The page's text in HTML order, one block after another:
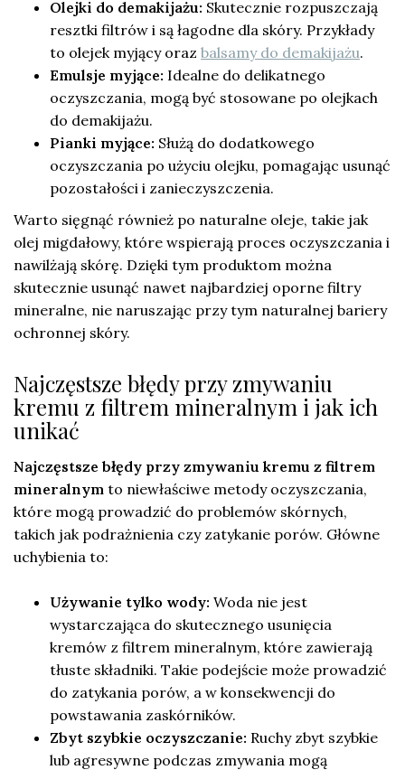
Olejki do demakijażu: Skutecznie rozpuszczają
resztki filtrów i są łagodne dla skóry. Przykłady
to olejek myjący oraz balsamy do demakijażu.
Emulsje myjące: Idealne do delikatnego
oczyszczania, mogą być stosowane po olejkach
do demakijażu.
Pianki myjące: Służą do dodatkowego
oczyszczania po użyciu olejku, pomagając usunąć
pozostałości i zanieczyszczenia.
Warto sięgnąć również po naturalne oleje, takie jak
olej migdałowy, które wspierają proces oczyszczania i
nawilżają skórę. Dzięki tym produktom można
skutecznie usunąć nawet najbardziej oporne filtry
mineralne, nie naruszając przy tym naturalnej bariery
ochronnej skóry.
Najczęstsze błędy przy zmywaniu
kremu z filtrem mineralnym i jak ich
unikać
Najczęstsze błędy przy zmywaniu kremu z filtrem
mineralnym to niewłaściwe metody oczyszczania,
które mogą prowadzić do problemów skórnych,
takich jak podrażnienia czy zatykanie porów. Główne
uchybienia to:
Używanie tylko wody: Woda nie jest
wystarczająca do skutecznego usunięcia
kremów z filtrem mineralnym, które zawierają
tłuste składniki. Takie podejście może prowadzić
do zatykania porów, a w konsekwencji do
powstawania zaskórników.
Zbyt szybkie oczyszczanie: Ruchy zbyt szybkie
lub agresywne podczas zmywania mogą